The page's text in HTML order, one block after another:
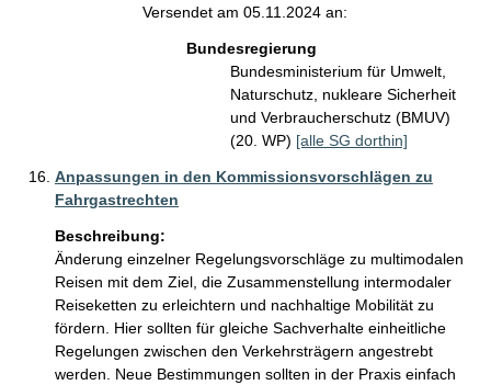
Versendet am 05.11.2024 an:
Bundesregierung
Bundesministerium für Umwelt,
Naturschutz, nukleare Sicherheit
und Verbraucherschutz (BMUV)
(20. WP) [alle SG dorthin]
Anpassungen in den Kommissionsvorschlägen zu
Fahrgastrechten
Beschreibung:
Änderung einzelner Regelungsvorschläge zu multimodalen
Reisen mit dem Ziel, die Zusammenstellung intermodaler
Reiseketten zu erleichtern und nachhaltige Mobilität zu
fördern. Hier sollten für gleiche Sachverhalte einheitliche
Regelungen zwischen den Verkehrsträgern angestrebt
werden. Neue Bestimmungen sollten in der Praxis einfach